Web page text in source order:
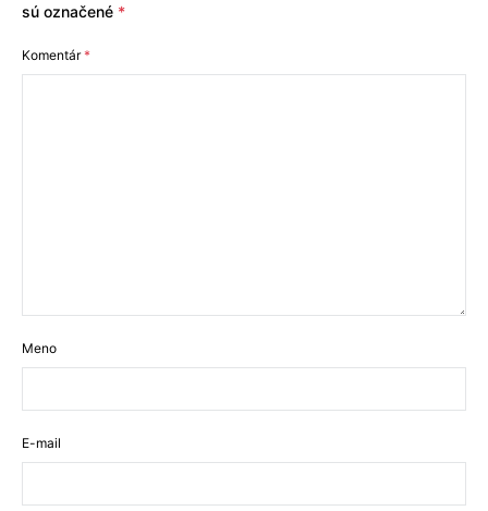
sú označené *
Komentár*
Meno
E-mail